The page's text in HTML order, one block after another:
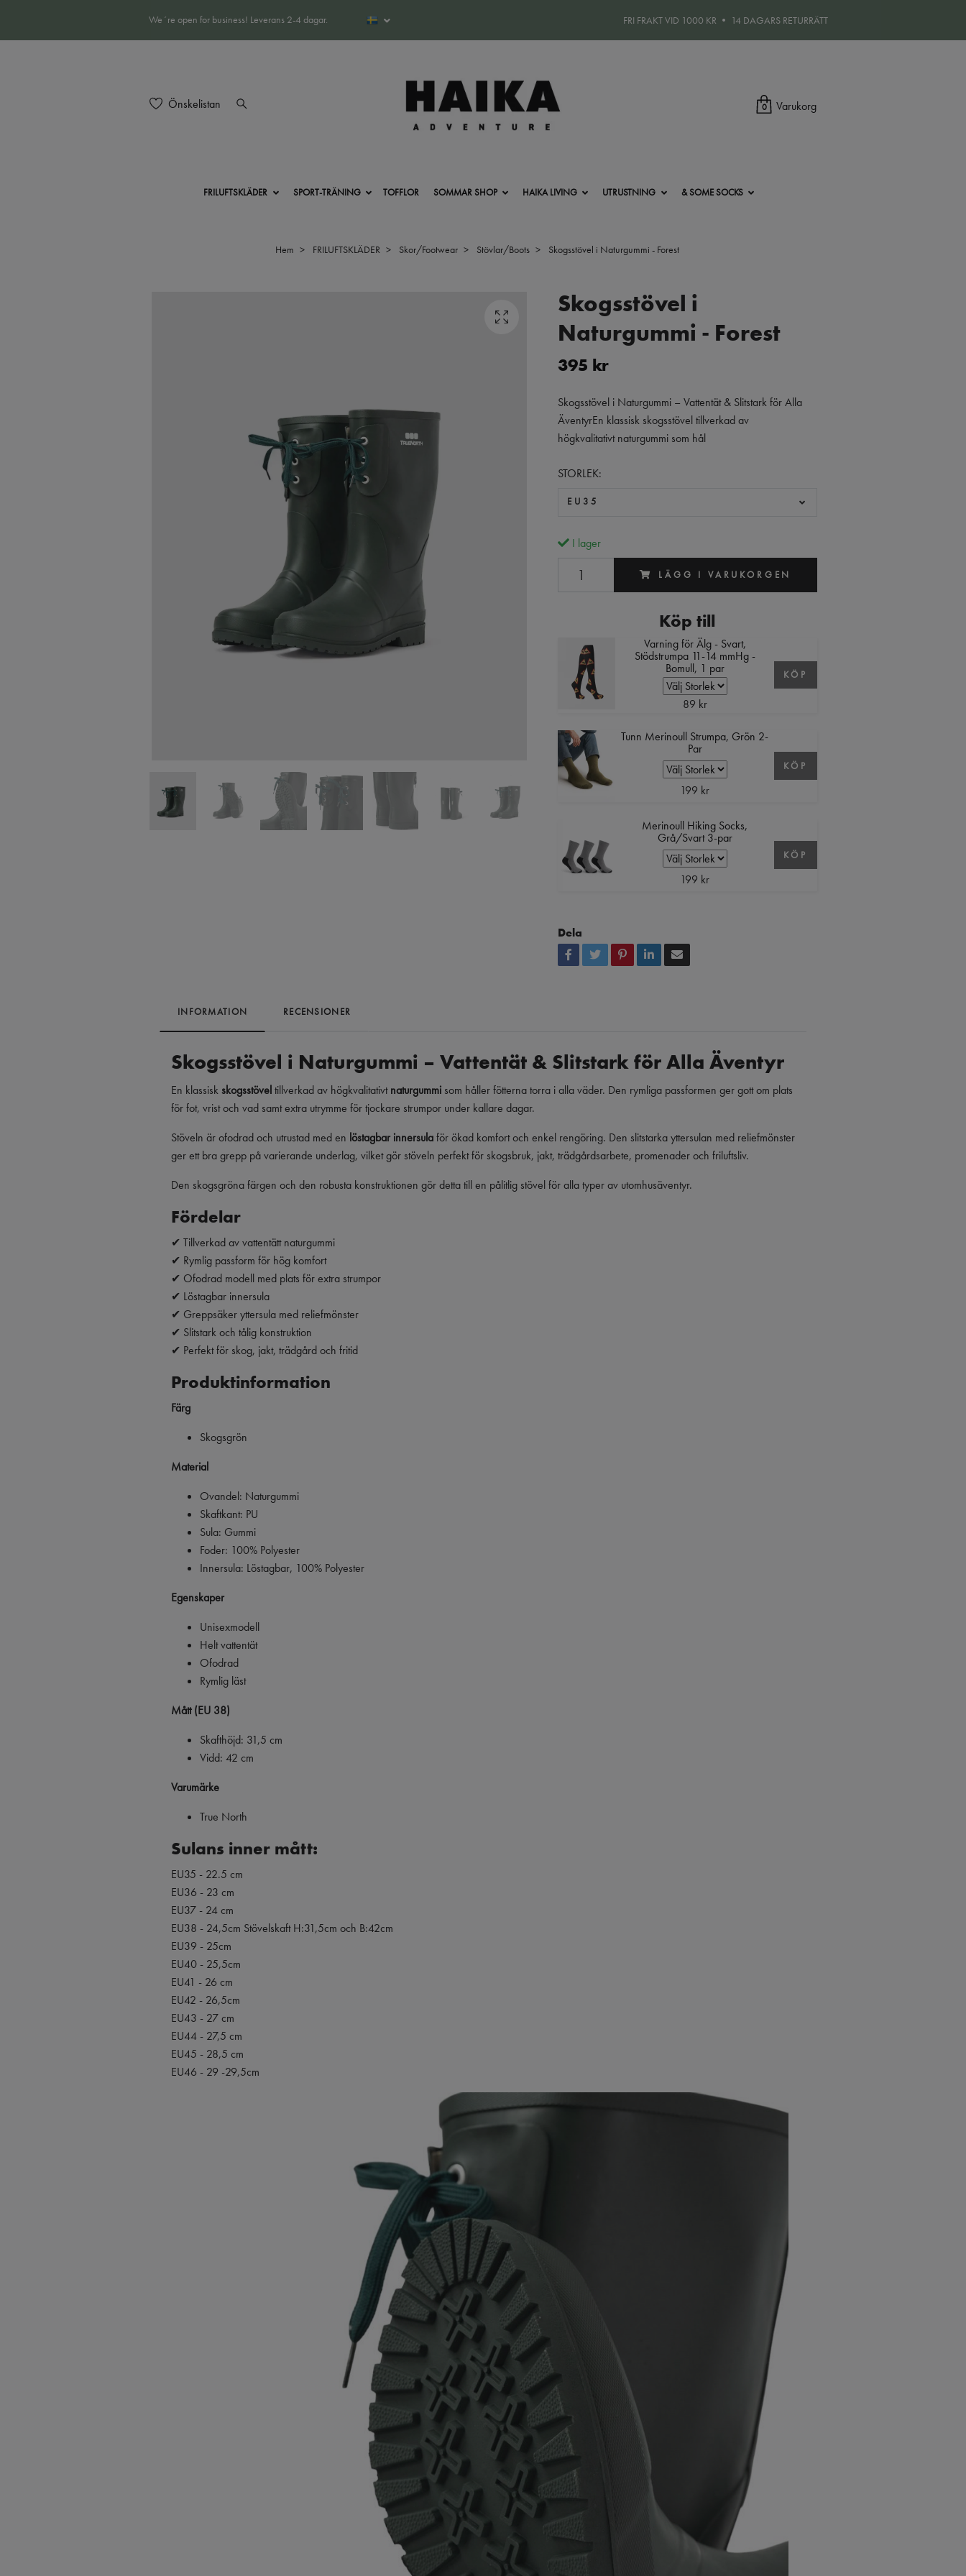
We´re open for business! Leverans 2-4 dagar. FRI FRAKT VID 1000 KR • 14 DAGARS RETURRÄTT
Önskelistan 0 Varukorg
FRILUFTSKLÄDER SPORT-TRÄNING TOFFLOR SOMMAR SHOP HAIKA LIVING UTRUSTNING & SOME SOCKS
Hem FRILUFTSKLÄDER Skor/Footwear Stövlar/Boots Skogsstövel i Naturgummi - Forest
Skogsstövel i
Naturgummi - Forest
395 kr
Skogsstövel i Naturgummi – Vattentät & Slitstark för Alla
ÄventyrEn klassisk skogsstövel tillverkad av
högkvalitativt naturgummi som hål
STORLEK:
EU35
I lager
LÄGG I VARUKORGEN
Köp till
Varning för Älg - Svart,
Stödstrumpa 11-14 mmHg -
Bomull, 1 par
89 kr
KÖP
Tunn Merinoull Strumpa, Grön 2-
Par
199 kr
KÖP
Merinoull Hiking Socks,
Grå/Svart 3-par
199 kr
KÖP
Dela
INFORMATION RECENSIONER
Skogsstövel i Naturgummi – Vattentät & Slitstark för Alla Äventyr
En klassiskskogsstöveltillverkad av högkvalitativtnaturgummi som håller fötterna torra i alla väder. Den rymliga passformen ger gott om plats
för fot, vrist och vad samt extra utrymme för tjockare strumpor under kallare dagar.
Stöveln är ofodrad och utrustad med en löstagbar innersulaför ökad komfort och enkel rengöring. Den slitstarka yttersulan med reliefmönster
ger ett bra grepp på varierande underlag, vilket gör stöveln perfekt för skogsbruk, jakt, trädgårdsarbete, promenader och friluftsliv.
Den skogsgröna färgen och den robusta konstruktionen gör detta till en pålitlig stövel för alla typer av utomhusäventyr.
Fördelar
✔ Tillverkad av vattentätt naturgummi
✔ Rymlig passform för hög komfort
✔ Ofodrad modell med plats för extra strumpor
✔ Löstagbar innersula
✔ Greppsäker yttersula med reliefmönster
✔ Slitstark och tålig konstruktion
✔ Perfekt för skog, jakt, trädgård och fritid
Produktinformation
Färg
Skogsgrön
Material
Ovandel: Naturgummi
Skaftkant: PU
Sula: Gummi
Foder: 100% Polyester
Innersula: Löstagbar, 100% Polyester
Egenskaper
Unisexmodell
Helt vattentät
Ofodrad
Rymlig läst
Mått (EU 38)
Skafthöjd: 31,5 cm
Vidd: 42 cm
Varumärke
True North
Sulans inner mått:
EU35 - 22.5 cm
EU36 - 23 cm
EU37 - 24 cm
EU38 - 24,5cm Stövelskaft H:31,5cm och B:42cm
EU39 - 25cm
EU40 - 25,5cm
EU41 - 26 cm
EU42 - 26,5cm
EU43 - 27 cm
EU44 - 27,5 cm
EU45 - 28,5 cm
EU46 - 29 -29,5cm